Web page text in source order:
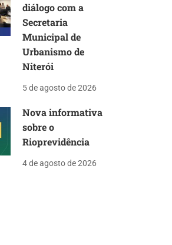
diálogo com a
Secretaria
Municipal de
Urbanismo de
Niterói
5 de agosto de 2026
Nova informativa
sobre o
Rioprevidência
4 de agosto de 2026